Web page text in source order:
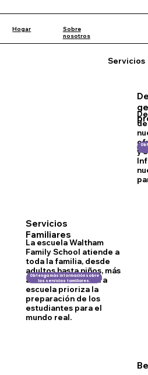
Hogar
Sobre
nosotros
Servicios
y
Servicios
Familiares
La escuela Waltham
Family School atiende a
toda la familia, desde
adultos hasta niños, más
allá del aula. Nuestra
escuela prioriza la
preparación de los
estudiantes para el
mundo real.
Obtenga más información sobre
los servicios familiares.